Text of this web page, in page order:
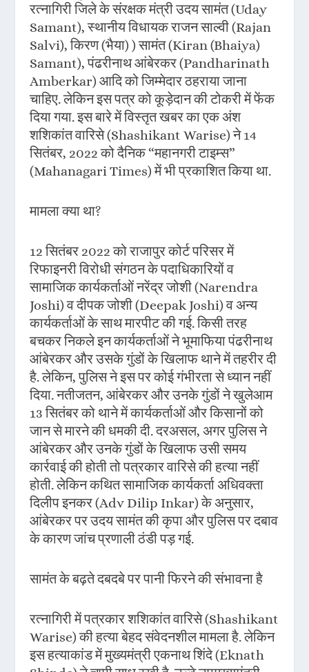
रत्नागिरी जिले के संरक्षक मंत्री उदय सामंत (Uday
Samant), स्थानीय विधायक राजन साल्वी (Rajan
Salvi), किरण (भैया) ) सामंत (Kiran (Bhaiya)
Samant), पंढरीनाथ आंबेरकर (Pandharinath
Amberkar) आदि को जिम्मेदार ठहराया जाना
चाहिए. लेकिन इस पत्र को कूड़ेदान की टोकरी में फेंक
दिया गया. इस बारे में विस्तृत खबर का एक अंश
शशिकांत वारिसे (Shashikant Warise) ने 14
सितंबर, 2022 को दैनिक “महानगरी टाइम्स”
(Mahanagari Times) में भी प्रकाशित किया था.
मामला क्या था?
12 सितंबर 2022 को राजापुर कोर्ट परिसर में
रिफाइनरी विरोधी संगठन के पदाधिकारियों व
सामाजिक कार्यकर्ताओं नरेंद्र जोशी (Narendra
Joshi) व दीपक जोशी (Deepak Joshi) व अन्य
कार्यकर्ताओं के साथ मारपीट की गई. किसी तरह
बचकर निकले इन कार्यकर्ताओं ने भूमाफिया पंढरीनाथ
आंबेरकर और उसके गुंडों के खिलाफ थाने में तहरीर दी
है. लेकिन, पुलिस ने इस पर कोई गंभीरता से ध्यान नहीं
दिया. नतीजतन, आंबेरकर और उनके गुंडों ने खुलेआम
13 सितंबर को थाने में कार्यकर्ताओं और किसानों को
जान से मारने की धमकी दी. दरअसल, अगर पुलिस ने
आंबेरकर और उनके गुंडों के खिलाफ उसी समय
कार्रवाई की होती तो पत्रकार वारिसे की हत्या नहीं
होती. लेकिन कथित सामाजिक कार्यकर्ता अधिवक्ता
दिलीप इनकर (Adv Dilip Inkar) के अनुसार,
आंबेरकर पर उदय सामंत की कृपा और पुलिस पर दबाव
के कारण जांच प्रणाली ठंडी पड़ गई.
सामंत के बढ़ते दबदबे पर पानी फिरने की संभावना है
रत्नागिरी में पत्रकार शशिकांत वारिसे (Shashikant
Warise) की हत्या बेहद संवेदनशील मामला है. लेकिन
इस हत्याकांड में मुख्यमंत्री एकनाथ शिंदे (Eknath